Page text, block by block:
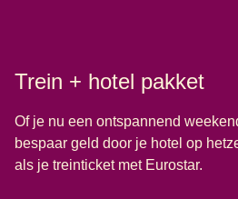
Trein + hotel pakket
Of je nu een ontspannend
bespaar geld door je hotel op
als je treinticket met Eurostar.